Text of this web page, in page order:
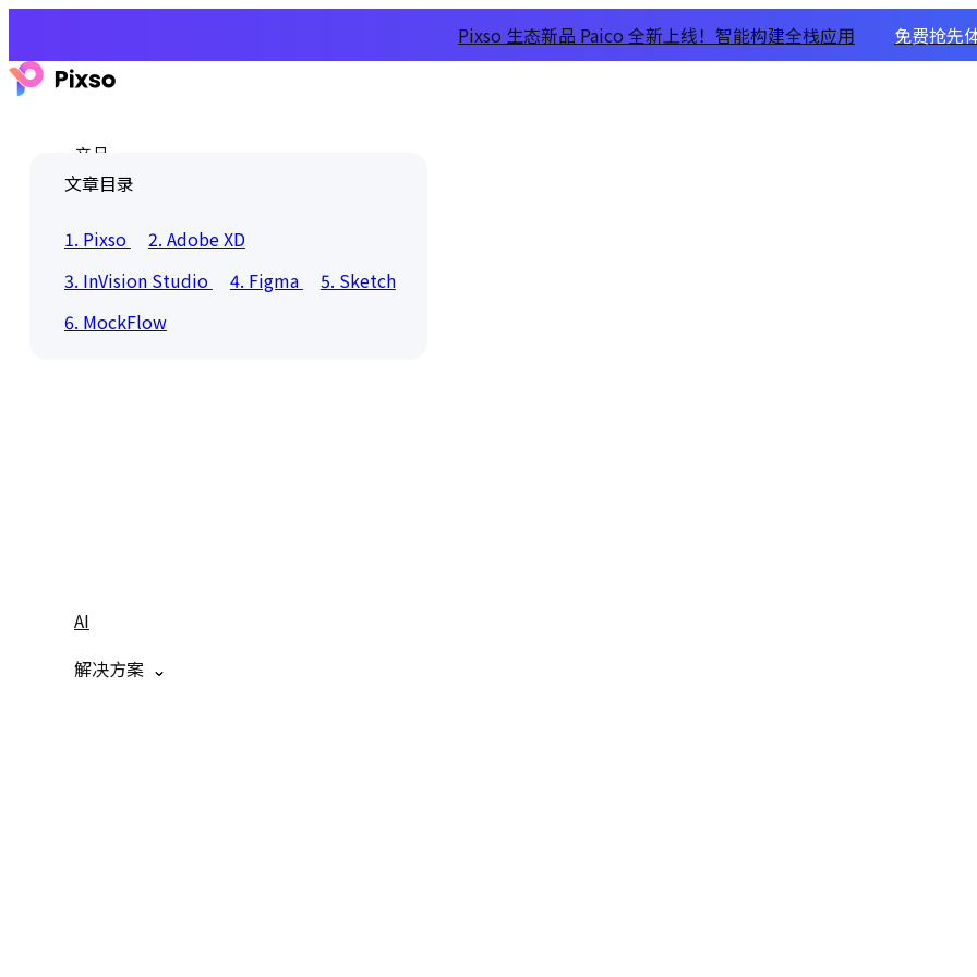
Pixso 生态新品 Paico 全新上线！智能构建全栈应用 免费抢先
产品
AI
解决方案
文章目录
1. Pixso
2. Adobe XD
3. InVision Studio
4. Figma
5. Sketch
6. MockFlow